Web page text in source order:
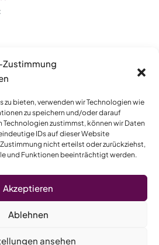
zu bieten, verwenden wir Technologien wie
zu speichern und/oder darauf
Technologien zustimmst, können wir Daten
IDs auf dieser Website
nicht erteilst oder zurückziehst,
und Funktionen beeinträchtigt werden.
Akzeptieren
Ablehnen
ansehen